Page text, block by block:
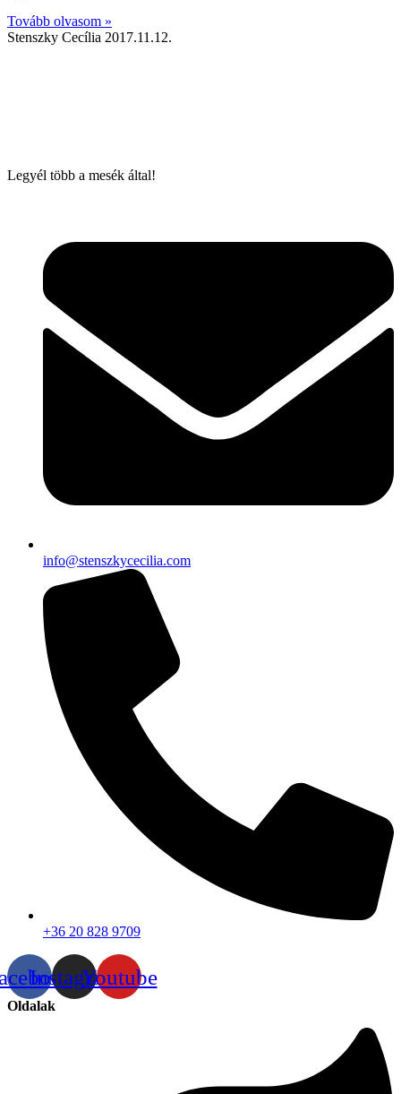
Tovább olvasom »
Stenszky Cecília 2017.11.12.
Legyél több a mesék által!
info@stenszkycecilia.com
+36 20 828 9709
InstagramYoutube
Oldalak